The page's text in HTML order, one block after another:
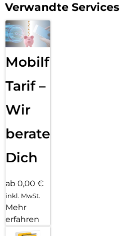
Verwandte Services
Mobilfunk
Tarif –
Wir
beraten
Dich
ab 0,00 €
inkl. MwSt.
Mehr
erfahren